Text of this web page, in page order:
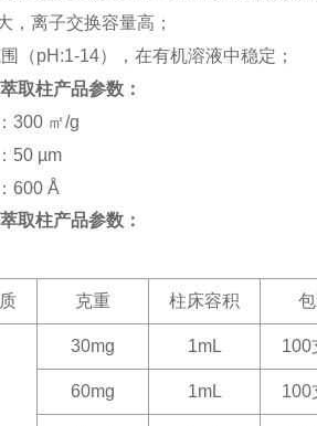
，离子交换容量高；
（pH:1-14），在有机溶液中稳定；
取柱产品参数：
300 ㎡/g
50 µm
600 Å
取柱产品参数：
克重 柱床容积
30mg 1mL 100
60mg 1mL 100